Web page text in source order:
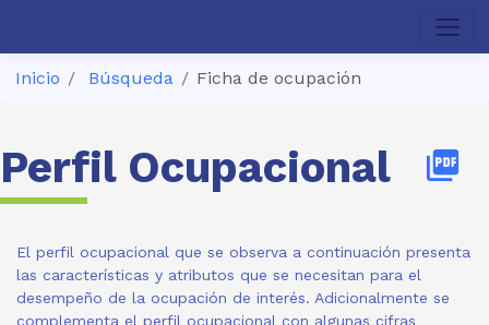
Inicio Búsqueda Ficha de ocupación
Perfil Ocupacional picture_as_pdf
El perfil ocupacional que se observa a continuación presenta
las características y atributos que se necesitan para el
desempeño de la ocupación de interés. Adicionalmente se
complementa el perfil ocupacional con algunas cifras